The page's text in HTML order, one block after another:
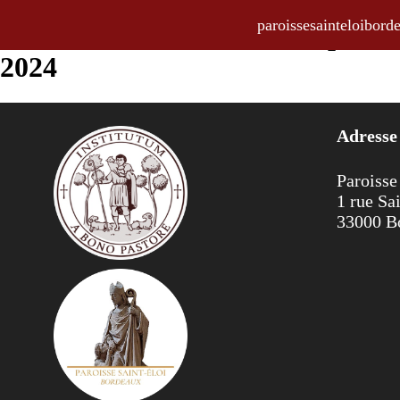
La Feuille Hebdo, bulletin
2024
Adresse
1 rue
33000